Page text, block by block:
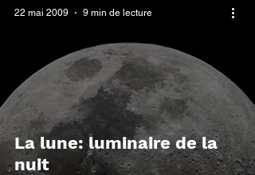
La lune: luminaire de la
nuit
22 mai 2009 9 min de lecture